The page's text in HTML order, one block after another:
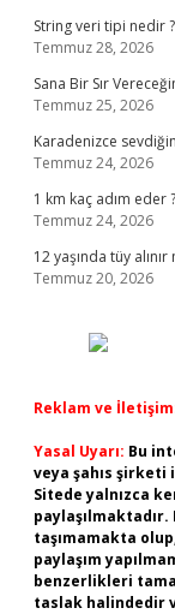
String veri tipi nedir ?
Temmuz 28, 2026
Sana Bir Sır
Temmuz 25, 2026
Karadenizce
Temmuz 24, 2026
1 km kaç adım eder ?
Temmuz 24, 2026
12 yaşında tüy alınır
Temmuz 20, 2026
Reklam ve
Yasal Uyarı: Bu
veya şahıs şirketi
Sitede yalnızca
taşımamakta
paylaşım
benzerlikleri
taslak halindedir